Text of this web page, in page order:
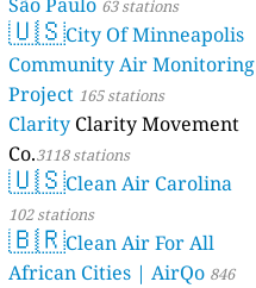
63 stations
🇺🇸City Of Minneapolis
Community Air Monitoring
Project 165 stations
Clarity Clarity Movement
Co.3118 stations
🇺🇸Clean Air Carolina
102 stations
🇧🇷Clean Air For All
African Cities | AirQo 846